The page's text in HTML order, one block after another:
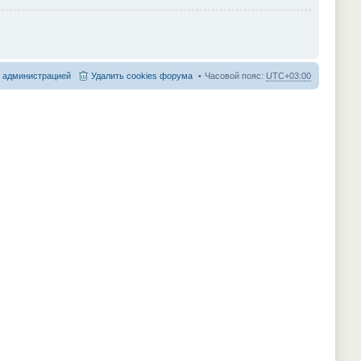
Часовой пояс: UTC+03:00
Удалить cookies форума
администрацией